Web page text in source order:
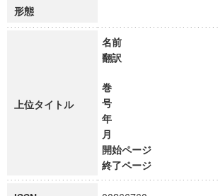
形態
上位タイトル
名前
翻訳
巻
号
年
月
開始ページ
終了ページ